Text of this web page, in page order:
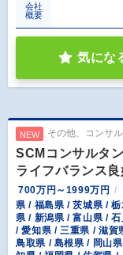
会社
概要
気にな
NEW その他、コンサ
SCMコンサルタ
ライフバランス
700万円～1999万円
県 / 福島県 / 茨城県 /
県 / 新潟県 / 富山県 /
/ 愛知県 / 三重県 / 滋賀
鳥取県 / 島根県 / 岡山